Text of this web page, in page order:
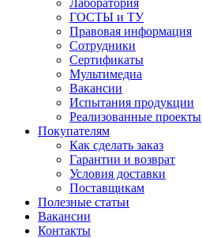
Лаборатория
ГОСТЫ и ТУ
Правовая информация
Сотрудники
Сертификаты
Мультимедиа
Вакансии
Испытания продукции
Реализованные проекты
Покупателям
Как сделать заказ
Гарантии и возврат
Условия доставки
Поставщикам
Полезные статьи
Вакансии
Контакты